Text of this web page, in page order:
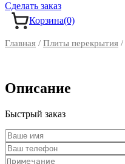
Сделать заказ
Корзина(0)
Главная / Плиты перекрытия /
Описание
Быстрый заказ